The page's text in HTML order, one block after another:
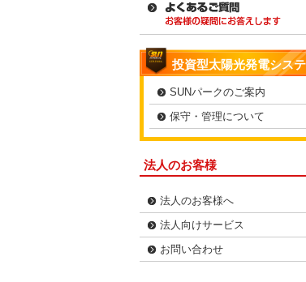
投資型太陽光発電シス
SUNパークのご案内
保守・管理について
法人のお客様
法人のお客様へ
法人向けサービス
お問い合わせ